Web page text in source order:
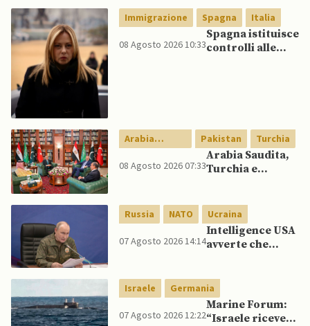
Immigrazione Spagna Italia
08 Agosto 2026 10:33
Spagna istituisce
controlli alle
spagnoli
Arabia
Saudita
Pakistan Turchia
08 Agosto 2026 07:33
Arabia Saudita,
Turchia e
reciproca
Russia NATO Ucraina
07 Agosto 2026 14:14
Intelligence USA
avverte che
mentre è ancora
impegnato in
Ucraina
Israele Germania
07 Agosto 2026 12:22
Marine Forum:
“Israele riceve